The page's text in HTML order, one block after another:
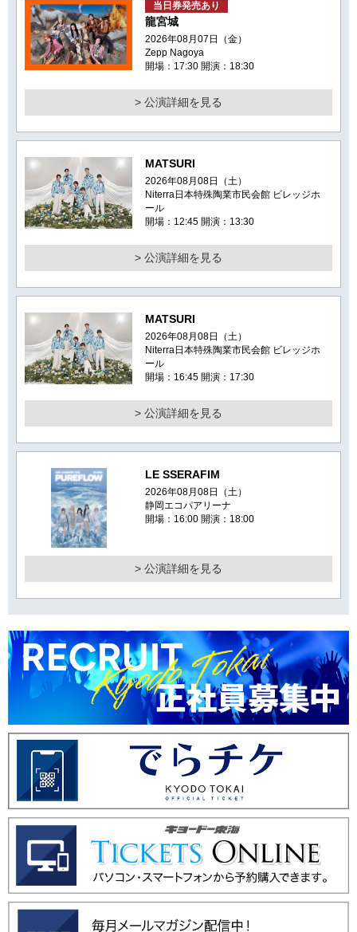
当日券発売あり
龍宮城
2026年08月07日（金）
Zepp Nagoya
開場：17:30 開演：18:30
> 公演詳細を見る
MATSURI
2026年08月08日（土）
Niterra日本特殊陶業市民会館 ビレッジホ
ール
開場：12:45 開演：13:30
> 公演詳細を見る
MATSURI
2026年08月08日（土）
Niterra日本特殊陶業市民会館 ビレッジホ
ール
開場：16:45 開演：17:30
> 公演詳細を見る
LE SSERAFIM
2026年08月08日（土）
静岡エコパアリーナ
開場：16:00 開演：18:00
> 公演詳細を見る